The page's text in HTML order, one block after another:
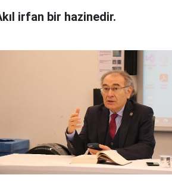
irfan bir hazinedir.